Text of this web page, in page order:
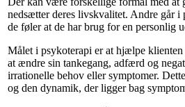
nedsætter deres livskvalitet. Andre går
de føler at de har brug for en personlig
Målet i psykoterapi er at hjælpe
at ændre sin tankegang, adfærd og
irrationelle behov eller symptomer.
og den dynamik, der ligger bag